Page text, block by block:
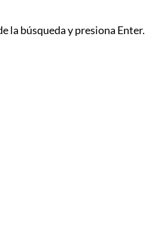
la búsqueda y presiona Enter.